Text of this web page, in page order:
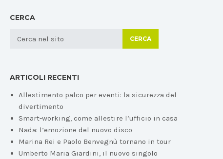
CERCA
CERCA
ARTICOLI RECENTI
Allestimento palco per eventi: la sicurezza del
divertimento
Smart-working, come allestire l’ufficio in casa
Nada: l’emozione del nuovo disco
Marina Rei e Paolo Benvegnù tornano in tour
Umberto Maria Giardini, il nuovo singolo